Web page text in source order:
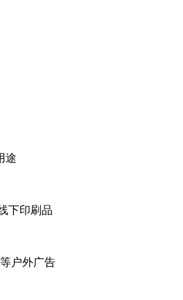
途
下印刷品
户外广告